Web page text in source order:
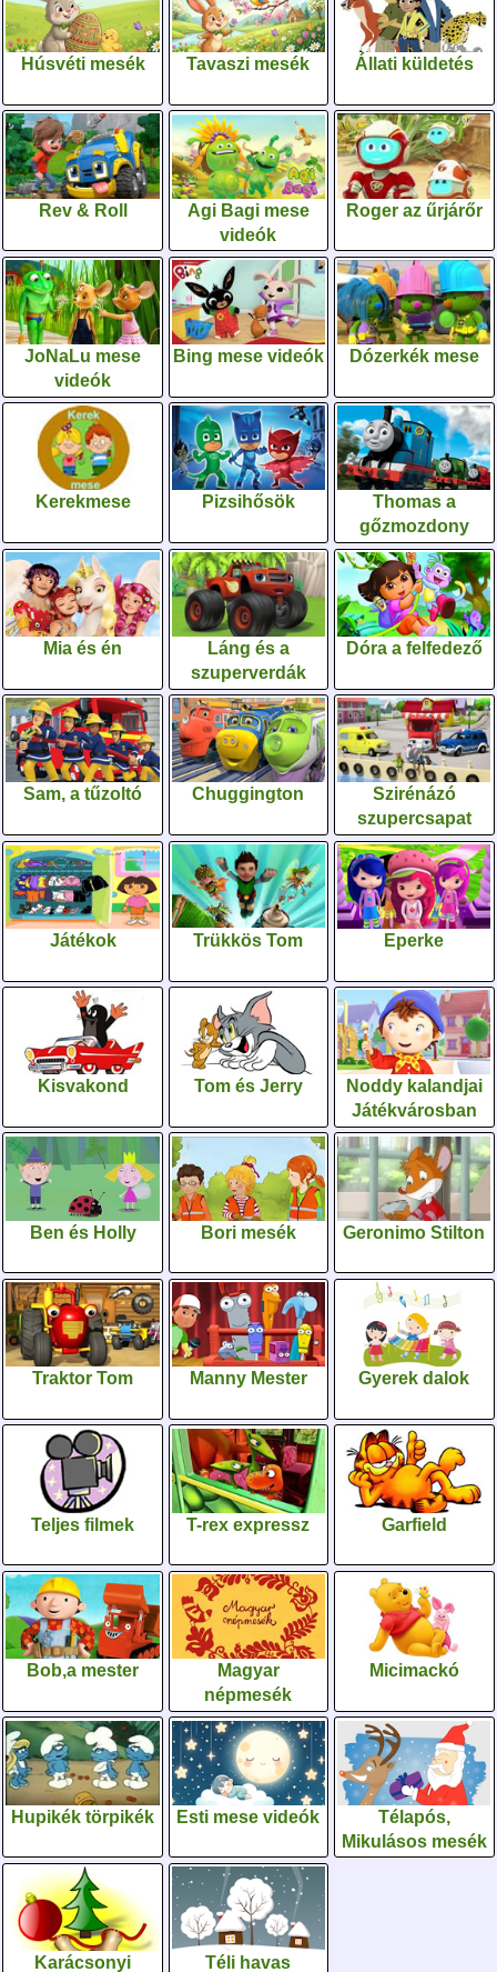
Húsvéti mesék Tavaszi mesék Állati küldetés
Rev & Roll
Agi Bagi mese
videók
Roger az űrjárőr
JoNaLu mese
videók
Bing mese videók Dózerkék mese
Kerekmese Pizsihősök
Thomas a
gőzmozdony
Mia és én
Láng és a
szuperverdák
Dóra a felfedező
Sam, a tűzoltó Chuggington
Szirénázó
szupercsapat
Játékok Trükkös Tom Eperke
Kisvakond Tom és Jerry
Noddy kalandjai
Játékvárosban
Ben és Holly Bori mesék Geronimo Stilton
Traktor Tom Manny Mester Gyerek dalok
Teljes filmek T-rex expressz Garfield
Bob,a mester
Magyar
népmesék
Micimackó
Hupikék törpikék Esti mese videók
Télapós,
Mikulásos mesék
Karácsonyi Téli havas